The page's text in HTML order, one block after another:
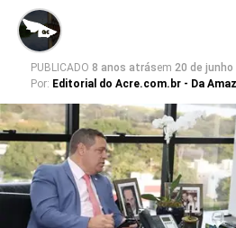
PUBLICADO 8 anos atrásem 20 de junho
Por: Editorial do Acre.com.br - Da